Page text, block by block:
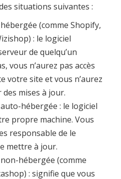
situations suivantes :
(comme Shopify,
: le logiciel
de quelqu’un
vous n’aurez pas accès
votre site et vous n’aurez
mises à jour.
hébergée : le logiciel
propre machine. Vous
responsable de le
mettre à jour.
hébergée (comme
: signifie que vous